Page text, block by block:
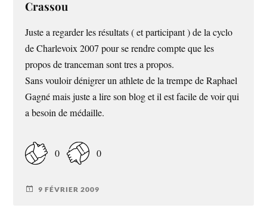
Crassou
Juste a regarder les résultats ( et participant ) de la cyclo
de Charlevoix 2007 pour se rendre compte que les
propos de tranceman sont tres a propos.
Sans vouloir dénigrer un athlete de la trempe de Raphael
Gagné mais juste a lire son blog et il est facile de voir qui
a besoin de médaille.
0 0
9 FÉVRIER 2009